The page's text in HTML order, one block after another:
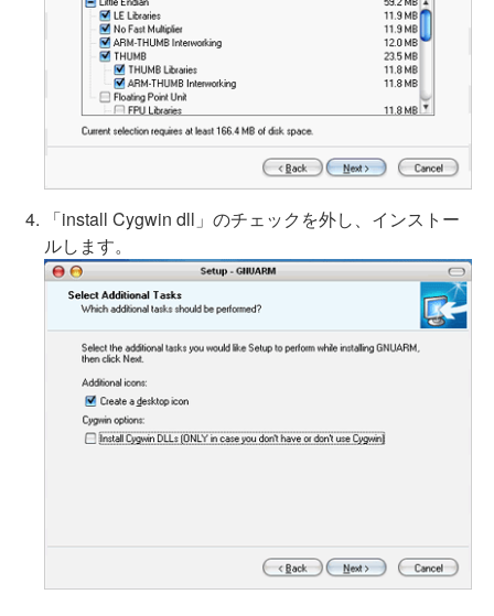
「install Cygwin dll」のチェックを外し、インストー
ルします。